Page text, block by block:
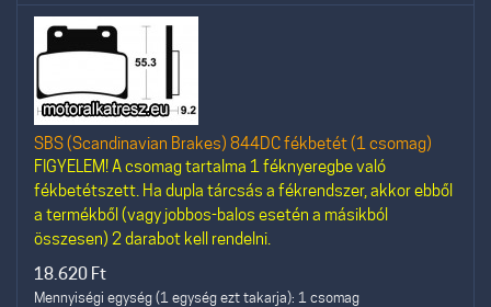
SBS (Scandinavian Brakes) 844DC fékbetét (1 csomag)
FIGYELEM! A csomag tartalma 1 féknyeregbe való
fékbetétszett. Ha dupla tárcsás a fékrendszer, akkor ebből
a termékből (vagy jobbos-balos esetén a másikból
összesen) 2 darabot kell rendelni.
18.620 Ft
Mennyiségi egység (1 egység ezt takarja): 1 csomag